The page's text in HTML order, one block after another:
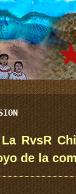
RvsR
de la